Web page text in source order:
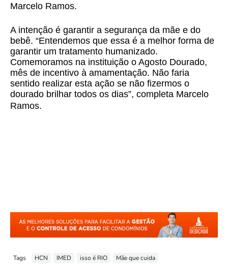
Marcelo Ramos.
A intenção é garantir a segurança da mãe e do
bebê. “Entendemos que essa é a melhor forma de
garantir um tratamento humanizado.
Comemoramos na instituição o Agosto Dourado,
mês de incentivo à amamentação. Não faria
sentido realizar esta ação se não fizermos o
dourado brilhar todos os dias”, completa Marcelo
Ramos.
Tags HCN IMED isso é RIO Mãe que cuida